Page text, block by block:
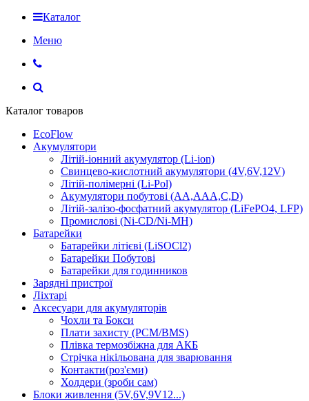
Каталог
Меню
Каталог товаров
EcoFlow
Акумулятори
Літій-іонний акумулятор (Li-ion)
Свинцево-кислотний акумулятори (4V,6V,12V)
Літій-полімерні (Li-Pol)
Акумулятори побутові (AA,AAA,C,D)
Літій-залізо-фосфатний акумулятор (LiFePO4, LFP)
Промислові (Ni-CD/Ni-MH)
Батарейки
Батарейки літієві (LiSOCl2)
Батарейки Побутові
Батарейки для годинников
Зарядні пристрої
Ліхтарі
Аксесуари для акумуляторів
Чохли та Бокси
Плати захисту (PCM/BMS)
Плівка термозбіжна для АКБ
Стрічка нікільована для зварювання
Контакти(роз'єми)
Холдери (зроби сам)
Блоки живлення (5V,6V,9V12...)